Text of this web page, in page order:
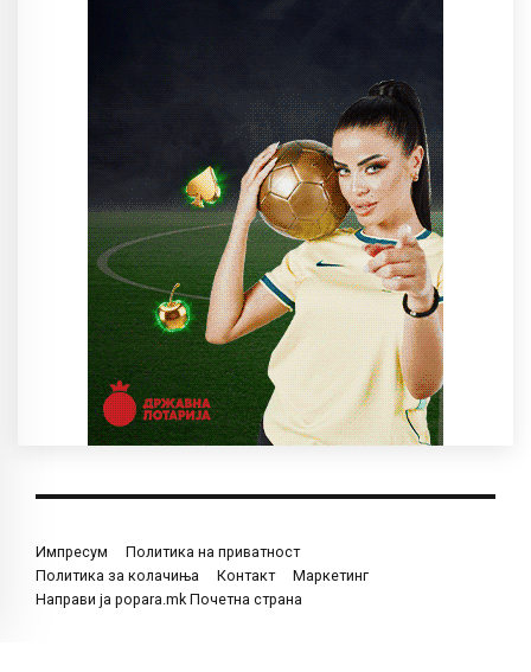
Импресум
Политика на приватност
Политика за колачиња
Контакт
Маркетинг
Направи ја popara.mk Почетна страна